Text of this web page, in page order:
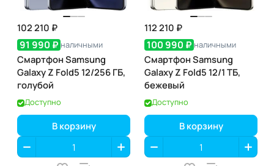
102 210 ₽
91 990 ₽ наличными
Смартфон Samsung
Galaxy Z Fold5 12/256 ГБ,
голубой
Доступно
В корзину
112 210 ₽
100 990 ₽ наличными
Смартфон Samsung
Galaxy Z Fold5 12/1 ТБ,
бежевый
Доступно
В корзину